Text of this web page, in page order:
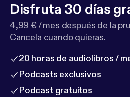
Disfruta 30 días
4,99 € / mes después de la
Cancela cuando quieras.
20 horas de audiolibros /
Podcasts exclusivos
Podcast gratuitos